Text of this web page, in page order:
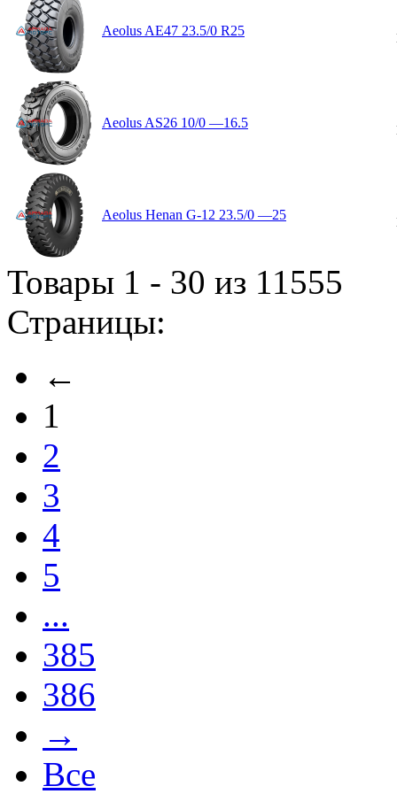
Aeolus AE47 23.5/0 R25
Aeolus AS26 10/0 —16.5
Aeolus Henan G-12 23.5/0 —25
Товары 1 - 30 из 11555
Страницы:
←
1
2
3
4
5
...
385
386
→
Все